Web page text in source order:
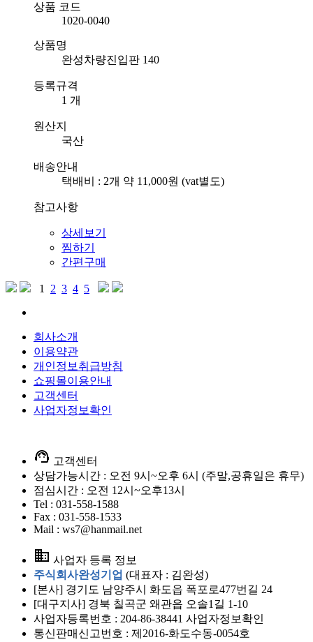
상품 코드
1020-0040
상품명
완성차량진입판 140
등록규격
1 개
원산지
국산
배송안내
택배비 : 2개 약 11,000원 (vat별도)
참고사항
상세보기
찜하기
간편구매
1 2 3 4 5
회사소개
이용약관
개인정보취급방침
쇼핑몰이용안내
고객센터
사업자정보확인
support_agent 고객센터
상담가능시간 : 오전 9시~오후 6시 (주말,공휴일은 휴무)
점심시간 : 오전 12시~오후13시
Tel : 031-558-1588
Fax : 031-558-1533
Mail : ws7@hanmail.net
business 사업자 등록 정보
주식회사완성기업 (대표자 : 김완성)
[본사] 경기도 남양주시 화도읍 폭포로477번길 24
[대구지사] 경북 칠곡군 왜관읍 오솔1길 1-10
사업자등록번호 : 204-86-38441 사업자정보확인
통신판매신고번호 : 제2016-화도수동-0054호